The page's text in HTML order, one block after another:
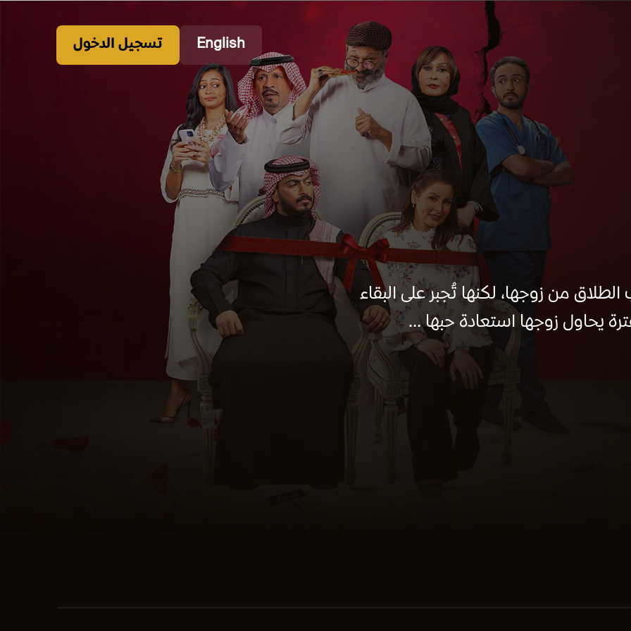
English تسجيل الدخول
من زوجها، لكنها تُجبر على البقاء
يحاول زوجها استعادة حبها ...